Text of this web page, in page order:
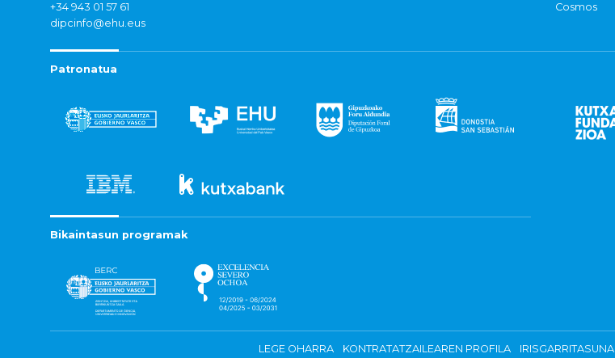
+34 943 01 57 61
dipcinfo@ehu.eus
Cosmos
Patronatua
Bikaintasun programak
LEGE OHARRA KONTRATATZAILEAREN PROFILA IRISGARRITASUNA